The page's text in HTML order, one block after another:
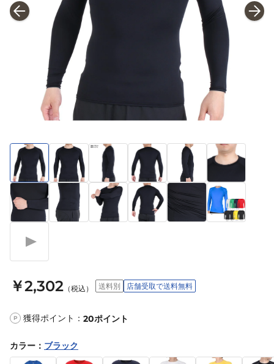
￥2,302 （税込） 送料別 店舗受取で送料無料
P 獲得ポイント： 20ポイント
カラー ： ブラック